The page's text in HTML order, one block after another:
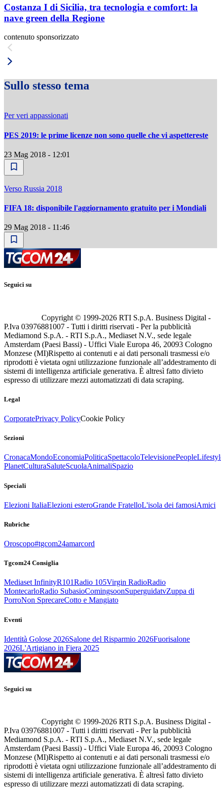
Costanza I di Sicilia, tra tecnologia e comfort: la
nave green della Regione
contenuto sponsorizzato
Sullo stesso tema
Per veri appassionati
PES 2019: le prime licenze non sono quelle che vi aspettereste
23 Mag 2018 - 12:01
Verso Russia 2018
FIFA 18: disponibile l'aggiornamento gratuito per i Mondiali
29 Mag 2018 - 11:46
Seguici su
Copyright © 1999-2026 RTI S.p.A. Business Digital -
P.Iva 03976881007 - Tutti i diritti riservati - Per la pubblicità
Mediamond S.p.A. - RTI S.p.A., Mediaset N.V., sede legale
Amsterdam (Paesi Bassi) - Uffici Viale Europa 46, 20093 Cologno
Monzese (MI)Rispetto ai contenuti e ai dati personali trasmessi e/o
riprodotti è vietata ogni utilizzazione funzionale all’addestramento di
sistemi di intelligenza artificiale generativa. È altresì fatto divieto
espresso di utilizzare mezzi automatizzati di data scraping.
Legal
CorporatePrivacy PolicyCookie Policy
Sezioni
CronacaMondoEconomiaPoliticaSpettacoloTelevisionePeople
PlanetCulturaSaluteScuolaAnimaliSpazio
Speciali
Elezioni ItaliaElezioni esteroGrande FratelloL'isola dei famosiAmici
Rubriche
Oroscopo#tgcom24amarcord
Tgcom24 Consiglia
Mediaset InfinityR101Radio 105Virgin RadioRadio
MontecarloRadio SubasioComingsoonSuperguidatvZuppa di
PorroNon SprecareCotto e Mangiato
Eventi
Identità Golose 2026Salone del Risparmio 2026Fuorisalone
2026L'Artigiano in Fiera 2025
Seguici su
Copyright © 1999-2026 RTI S.p.A. Business Digital -
P.Iva 03976881007 - Tutti i diritti riservati - Per la pubblicità
Mediamond S.p.A. - RTI S.p.A., Mediaset N.V., sede legale
Amsterdam (Paesi Bassi) - Uffici Viale Europa 46, 20093 Cologno
Monzese (MI)Rispetto ai contenuti e ai dati personali trasmessi e/o
riprodotti è vietata ogni utilizzazione funzionale all’addestramento di
sistemi di intelligenza artificiale generativa. È altresì fatto divieto
espresso di utilizzare mezzi automatizzati di data scraping.